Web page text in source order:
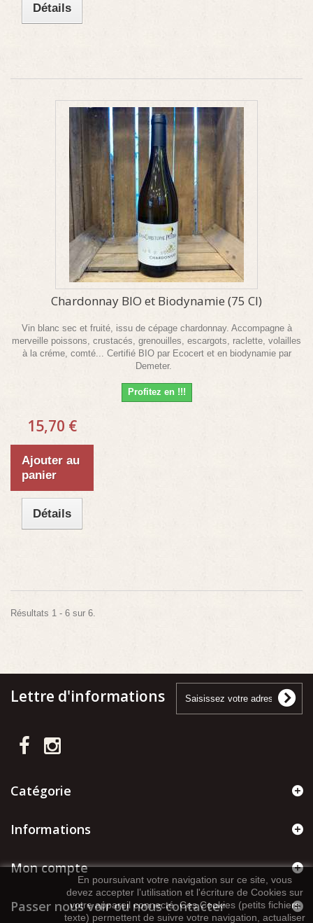
En poursuivant votre navigation sur ce site, vous
devez accepter l’utilisation et l'écriture de Cookies sur
votre appareil connecté. Ces Cookies (petits fichiers
texte) permettent de suivre votre navigation, actualiser
Détails
Chardonnay BIO et Biodynamie (75 Cl)
Vin blanc sec et fruité, issu de cépage chardonnay. Accompagne à
merveille poissons, crustacés, grenouilles, escargots, raclette, volailles
à la créme, comté... Certifié BIO par Ecocert et en biodynamie par
Demeter.
Profitez en !!!
15,70 €
Ajouter au
panier
Détails
Résultats 1 - 6 sur 6.
Lettre d'informations
Catégorie
Informations
Mon compte
Passer nous voir ou nous contacter